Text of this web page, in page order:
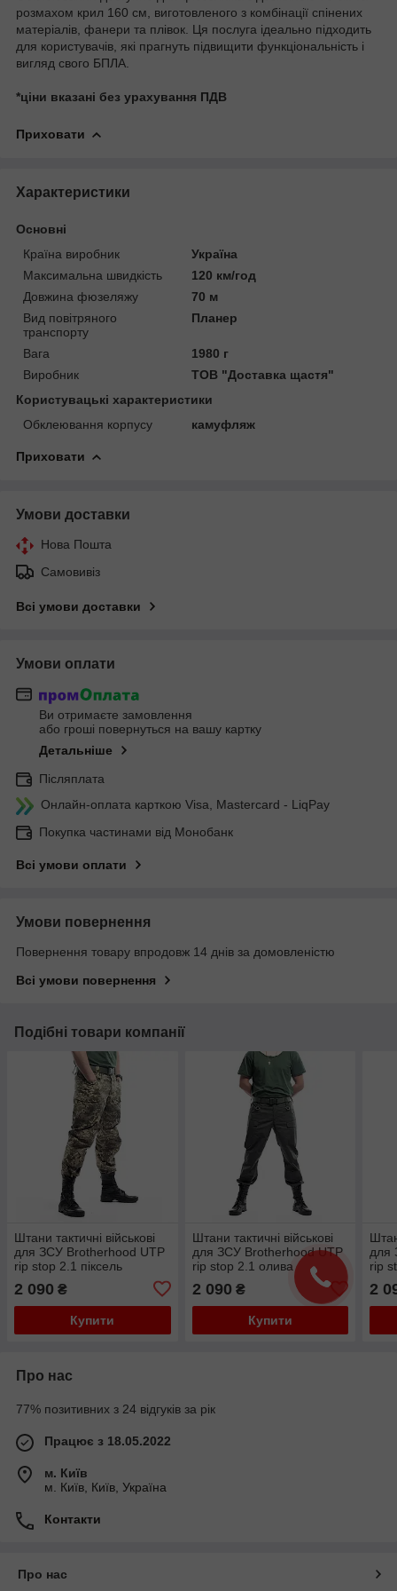
розмахом крил 160 см, виготовленого з комбінації спінених
матеріалів, фанери та плівок. Ця послуга ідеально підходить
для користувачів, які прагнуть підвищити функціональність і
вигляд свого БПЛА.
*ціни вказані без урахування ПДВ
Приховати
Характеристики
Основні
Країна виробник
Україна
Максимальна швидкість
120 км/год
Довжина фюзеляжу
70 м
Вид повітряного
транспорту
Планер
Вага
1980 г
Виробник
ТОВ "Доставка щастя"
Користувацькі характеристики
Обклеювання корпусу
камуфляж
Приховати
Умови доставки
Нова Пошта
Самовивіз
Всі умови доставки
Умови оплати
Ви отримаєте замовлення
або гроші повернуться на вашу картку
Детальніше
Післяплата
Онлайн-оплата карткою Visa, Mastercard - LiqPay
Покупка частинами від Монобанк
Всі умови оплати
Умови повернення
Повернення товару впродовж 14 днів за домовленістю
Всі умови повернення
Подібні товари компанії
Штани тактичні військові
для ЗСУ Brotherhood UTP
rip stop 2.1 піксель
2 090 ₴
Купити
Штани тактичні військові
для ЗСУ Brotherhood UTP
rip stop 2.1 олива
2 090 ₴
Купити
для
rip
2
Про нас
77% позитивних з 24 відгуків за рік
Працює з 18.05.2022
м. Київ
м. Київ, Київ, Україна
Контакти
Про нас